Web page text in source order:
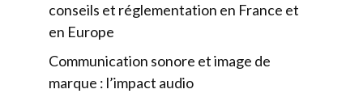
conseils et réglementation en France et
en Europe
Communication sonore et image de
marque : l’impact audio